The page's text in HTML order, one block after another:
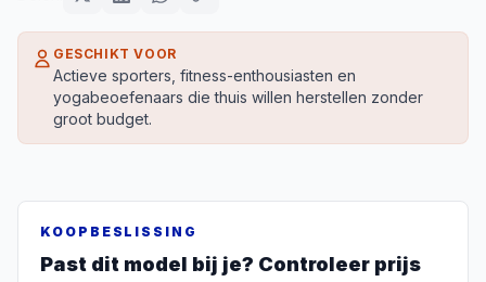
GESCHIKT VOOR
Actieve sporters, fitness-enthousiasten en
yogabeoefenaars die thuis willen herstellen zonder
groot budget.
KOOPBESLISSING
Past dit model bij je? Controleer prijs